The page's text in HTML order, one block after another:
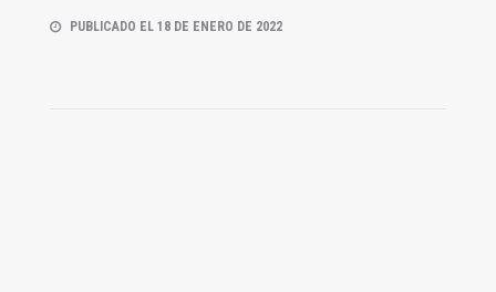
PUBLICADO EL 18 DE ENERO DE 2022